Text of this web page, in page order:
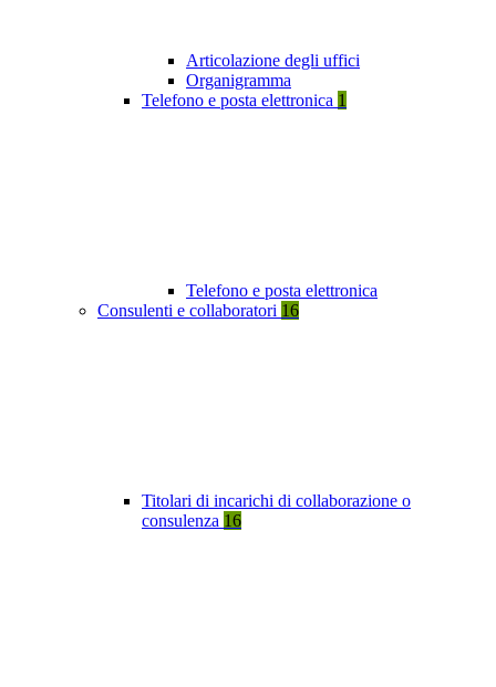
Articolazione degli uffici
Organigramma
Telefono e posta elettronica 1
Telefono e posta elettronica
Consulenti e collaboratori 16
Titolari di incarichi di collaborazione o
consulenza 16